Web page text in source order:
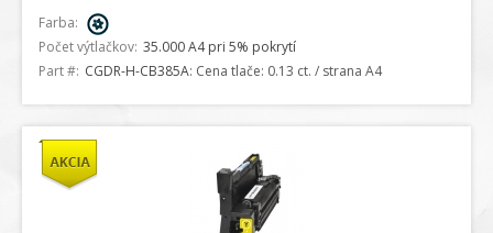
Farba:
Počet výtlačkov: 35.000 A4 pri 5% pokrytí
Part #: CGDR-H-CB385A: Cena tlače: 0.13 ct. / strana A4